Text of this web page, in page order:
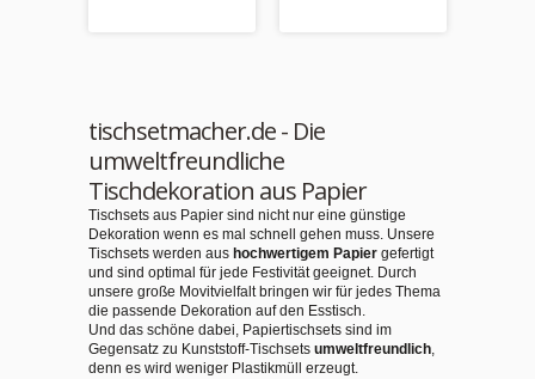
tischsetmacher.de - Die
umweltfreundliche
Tischdekoration aus Papier
Tischsets aus Papier sind nicht nur eine günstige
Dekoration wenn es mal schnell gehen muss. Unsere
Tischsets werden aus hochwertigem Papier gefertigt
und sind optimal für jede Festivität geeignet. Durch
unsere große Movitvielfalt bringen wir für jedes Thema
die passende Dekoration auf den Esstisch.
Und das schöne dabei, Papiertischsets sind im
Gegensatz zu Kunststoff-Tischsets umweltfreundlich,
denn es wird weniger Plastikmüll erzeugt.